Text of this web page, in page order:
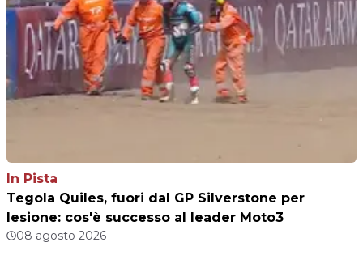
In Pista
Tegola Quiles, fuori dal GP Silverstone per
lesione: cos'è successo al leader Moto3
08 agosto 2026